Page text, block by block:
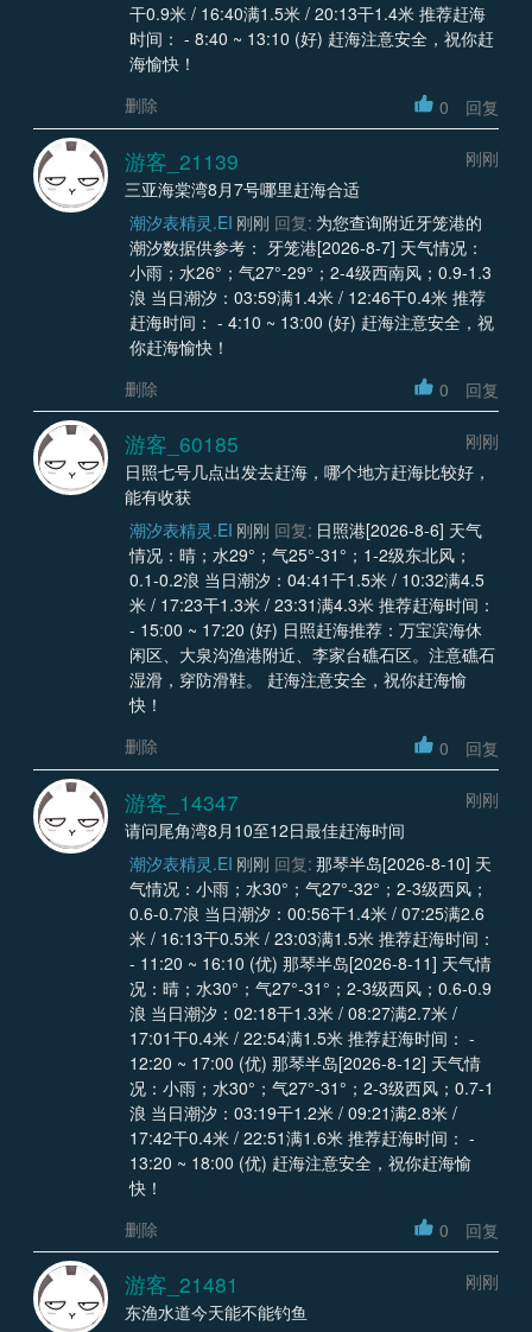
干0.9米 / 16:40满1.5米 / 20:13干1.4米 推荐赶海
时间： - 8:40 ~ 13:10 (好) 赶海注意安全，祝你赶
海愉快！
删除
0 回复
游客_21139
刚刚
三亚海棠湾8月7号哪里赶海合适
潮汐表精灵.EI 刚刚 回复: 为您查询附近牙笼港的
潮汐数据供参考： 牙笼港[2026-8-7] 天气情况：
小雨；水26°；气27°-29°；2-4级西南风；0.9-1.3
浪 当日潮汐：03:59满1.4米 / 12:46干0.4米 推荐
赶海时间： - 4:10 ~ 13:00 (好) 赶海注意安全，祝
你赶海愉快！
删除
0 回复
游客_60185
刚刚
日照七号几点出发去赶海，哪个地方赶海比较好，
能有收获
潮汐表精灵.EI 刚刚 回复: 日照港[2026-8-6] 天气
情况：晴；水29°；气25°-31°；1-2级东北风；
0.1-0.2浪 当日潮汐：04:41干1.5米 / 10:32满4.5
米 / 17:23干1.3米 / 23:31满4.3米 推荐赶海时间：
- 15:00 ~ 17:20 (好) 日照赶海推荐：万宝滨海休
闲区、大泉沟渔港附近、李家台礁石区。注意礁石
湿滑，穿防滑鞋。 赶海注意安全，祝你赶海愉
快！
删除
0 回复
游客_14347
刚刚
请问尾角湾8月10至12日最佳赶海时间
潮汐表精灵.EI 刚刚 回复: 那琴半岛[2026-8-10] 天
气情况：小雨；水30°；气27°-32°；2-3级西风；
0.6-0.7浪 当日潮汐：00:56干1.4米 / 07:25满2.6
米 / 16:13干0.5米 / 23:03满1.5米 推荐赶海时间：
- 11:20 ~ 16:10 (优) 那琴半岛[2026-8-11] 天气情
况：晴；水30°；气27°-31°；2-3级西风；0.6-0.9
浪 当日潮汐：02:18干1.3米 / 08:27满2.7米 /
17:01干0.4米 / 22:54满1.5米 推荐赶海时间： -
12:20 ~ 17:00 (优) 那琴半岛[2026-8-12] 天气情
况：小雨；水30°；气27°-31°；2-3级西风；0.7-1
浪 当日潮汐：03:19干1.2米 / 09:21满2.8米 /
17:42干0.4米 / 22:51满1.6米 推荐赶海时间： -
13:20 ~ 18:00 (优) 赶海注意安全，祝你赶海愉
快！
删除
0 回复
游客_21481
刚刚
东渔水道今天能不能钓鱼